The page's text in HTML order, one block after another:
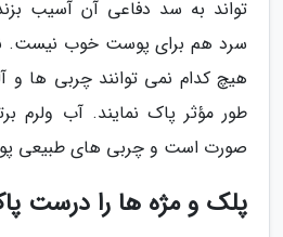
تواند به سد دفاعی آن آسیب
سرد هم برای پوست خوب نیست.
هیچ کدام نمی توانند چربی ها و
طور مؤثر پاک نمایند. آب ولرم
صورت است و چربی های طبیعی
پلک و مژه ها را درست